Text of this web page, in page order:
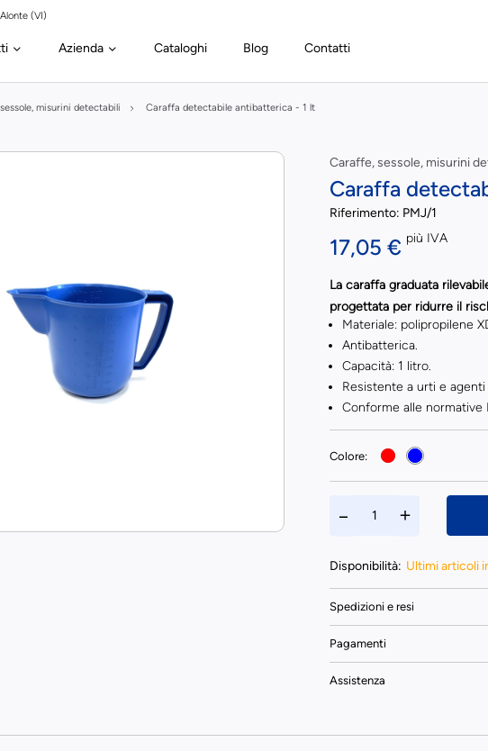
(VI)
Azienda Cataloghi Blog Contatti
misurini detectabili Caraffa detectabile antibatterica - 1 lt
Caraffe, sessole, misurini
Caraffa
Riferimento: PMJ/1
17,05 € più IVA
La caraffa graduata
progettata per ridurre il
Materiale: polipropilene
Antibatterica.
Capacità: 1 litro.
Resistente a urti e
Conforme alle
Colore:
Disponibilità: Ultimi articoli
Spedizioni e resi
Pagamenti
Assistenza